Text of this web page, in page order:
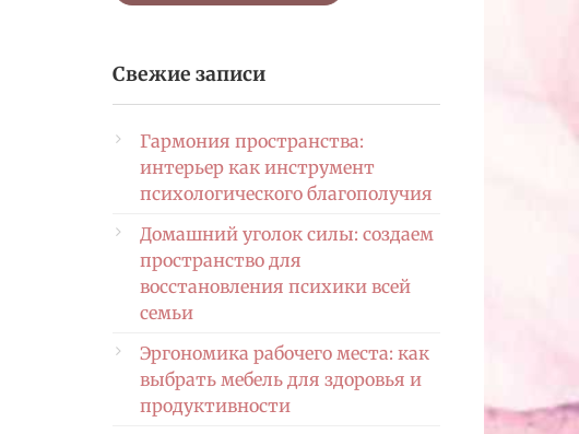
Свежие записи
Гармония пространства:
интерьер как инструмент
психологического благополучия
Домашний уголок силы: создаем
пространство для
восстановления психики всей
семьи
Эргономика рабочего места: как
выбрать мебель для здоровья и
продуктивности